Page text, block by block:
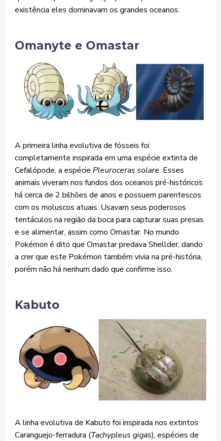
existência eles dominavam os grandes oceanos.
Omanyte e Omastar
A primeira linha evolutiva de fósseis foi
completamente inspirada em uma espécie extinta de
Cefalópode, a espécie Pleuroceras solare. Esses
animais viveram nos fundos dos oceanos pré-históricos
há cerca de 2 bilhões de anos e possuem parentescos
com os moluscos atuais. Usavam seus poderosos
tentáculos na região da boca para capturar suas presas
e se alimentar, assim como Omastar. No mundo
Pokémon é dito que Omastar predava Shellder, dando
a crer que este Pokémon também vivia na pré-história,
porém não há nenhum dado que confirme isso.
Kabuto
A linha evolutiva de Kabuto foi inspirada nos extintos
Caranguejo-ferradura (Tachypleus gigas), espécies de